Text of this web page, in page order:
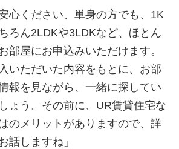
安心ください、単身の方でも、1K
ろん2LDKや3LDKなど、ほとん
部屋にお申込みいただけます。
いただいた内容をもとに、お部
報を見ながら、一緒に探してい
ょう。その前に、UR賃貸住宅な
のメリットがありますので、詳
話しますね」